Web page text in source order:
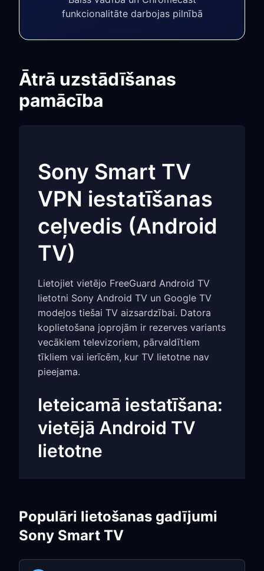
funkcionalitāte darbojas pilnībā
Ātrā uzstādīšanas
pamācība
Sony Smart TV
VPN iestatīšanas
ceļvedis (Android
TV)
Lietojiet vietējo FreeGuard Android TV
lietotni Sony Android TV un Google TV
modeļos tiešai TV aizsardzībai. Datora
koplietošana joprojām ir rezerves variants
vecākiem televizoriem, pārvaldītiem
tīkliem vai ierīcēm, kur TV lietotne nav
pieejama.
Ieteicamā iestatīšana:
vietējā Android TV
lietotne
TV
Android TV vai Google TV
Populāri lietošanas gadījumi
Sony Smart TV